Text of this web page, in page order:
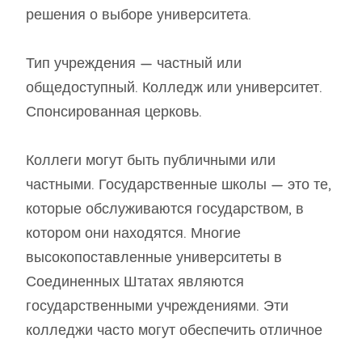
решения о выборе университета.
Тип учреждения — частный или
общедоступный. Колледж или университет.
Спонсированная церковь.
Коллеги могут быть публичными или
частными. Государственные школы — это те,
которые обслуживаются государством, в
котором они находятся. Многие
высокопоставленные университеты в
Соединенных Штатах являются
государственными учреждениями. Эти
колледжи часто могут обеспечить отличное